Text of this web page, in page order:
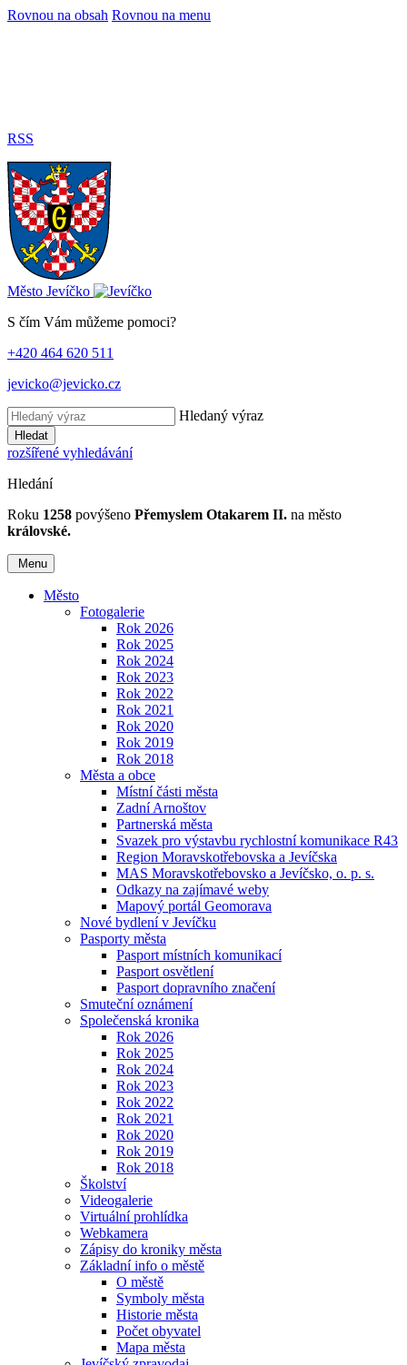
Rovnou na obsah Rovnou na menu
RSS
Město Jevíčko
S čím Vám můžeme pomoci?
+420 464 620 511
jevicko@jevicko.cz
Hledaný výraz
Hledat
rozšířené vyhledávání
Hledání
Roku 1258 povýšeno Přemyslem Otakarem II. na město
královské.
Menu
Město
Fotogalerie
Rok 2026
Rok 2025
Rok 2024
Rok 2023
Rok 2022
Rok 2021
Rok 2020
Rok 2019
Rok 2018
Města a obce
Místní části města
Zadní Arnoštov
Partnerská města
Svazek pro výstavbu rychlostní komunikace R43
Region Moravskotřebovska a Jevíčska
MAS Moravskotřebovsko a Jevíčsko, o. p. s.
Odkazy na zajímavé weby
Mapový portál Geomorava
Nové bydlení v Jevíčku
Pasporty města
Pasport místních komunikací
Pasport osvětlení
Pasport dopravního značení
Smuteční oznámení
Společenská kronika
Rok 2026
Rok 2025
Rok 2024
Rok 2023
Rok 2022
Rok 2021
Rok 2020
Rok 2019
Rok 2018
Školství
Videogalerie
Virtuální prohlídka
Webkamera
Zápisy do kroniky města
Základní info o městě
O městě
Symboly města
Historie města
Počet obyvatel
Mapa města